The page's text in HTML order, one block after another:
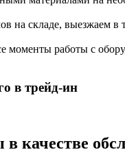
на складе, выезжаем в
работы с
в трейд-ин
качестве